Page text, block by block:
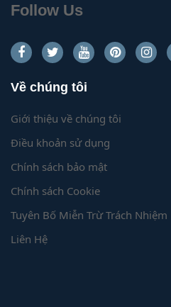
Follow Us
Về chúng tôi
Giới thiệu về chúng tôi
Điều khoản sử dụng
Chính sách bảo mật
Chính sách Cookie
Tuyên Bố Miễn Trừ Trách Nhiệm
Liên Hệ